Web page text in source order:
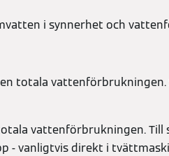
i synnerhet och
totala vattenförbrukningen.
vattenförbrukningen. Till
- vanligtvis direkt i